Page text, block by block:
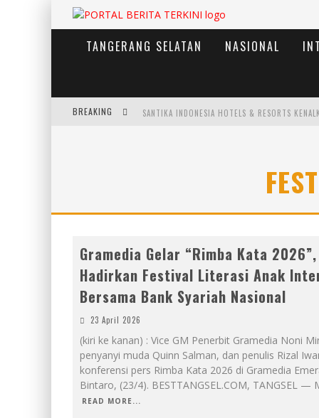
TANGERANG SELATAN NASIONAL
BREAKING
Gramedia Gelar “Rimba Kata 2026”,
Hadirkan Festival Literasi Anak
Bersama Bank Syariah Nasional
23 April 2026
(kiri ke kanan) : Vice GM Penerbit Gramedia Noni
penyanyi muda Quinn Salman, dan penulis Rizal
konferensi pers Rimba Kata 2026 di Gramedia
Bintaro, (23/4). BESTTANGSEL.COM, TANGSEL —
READ MORE...